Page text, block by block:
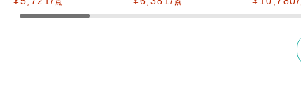
点 点